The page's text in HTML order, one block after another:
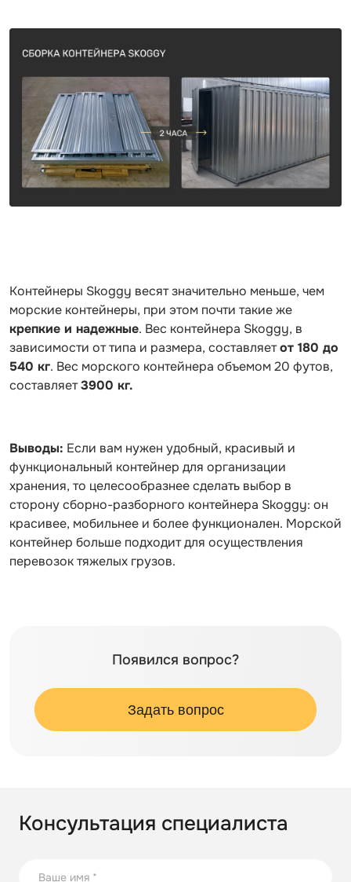
Контейнеры Skoggy весят значительно меньше, чем
морские контейнеры, при этом почти такие же
крепкие и надежные. Вес контейнера Skoggy, в
зависимости от типа и размера, составляетот 180 до
540 кг. Вес морского контейнера объемом 20 футов,
составляет3900 кг.
Выводы: Если вам нужен удобный, красивый и
функциональный контейнер для организации
хранения, то целесообразнее сделать выбор в
сторону сборно-разборного контейнера Skoggy: он
красивее, мобильнее и более функционален. Морской
контейнер больше подходит для осуществления
перевозок тяжелых грузов.
Появился вопрос?
Задать вопрос
Консультация специалиста